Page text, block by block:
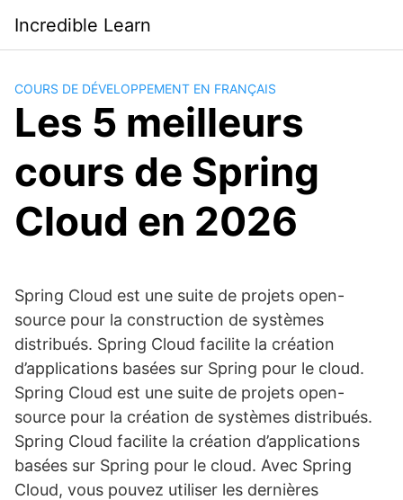
contenido
Incredible Learn
COURS DE DÉVELOPPEMENT EN FRANÇAIS
Les 5 meilleurs
cours de Spring
Cloud en 2026
Spring Cloud est une suite de projets open-
source pour la construction de systèmes
distribués. Spring Cloud facilite la création
d’applications basées sur Spring pour le cloud.
Spring Cloud est une suite de projets open-
source pour la création de systèmes distribués.
Spring Cloud facilite la création d’applications
basées sur Spring pour le cloud. Avec Spring
Cloud, vous pouvez utiliser les dernières